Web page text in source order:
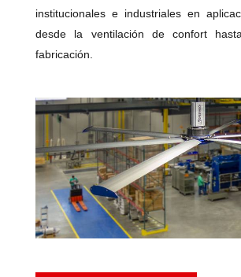
institucionales e industriales en
desde la ventilación de confort
fabricación.